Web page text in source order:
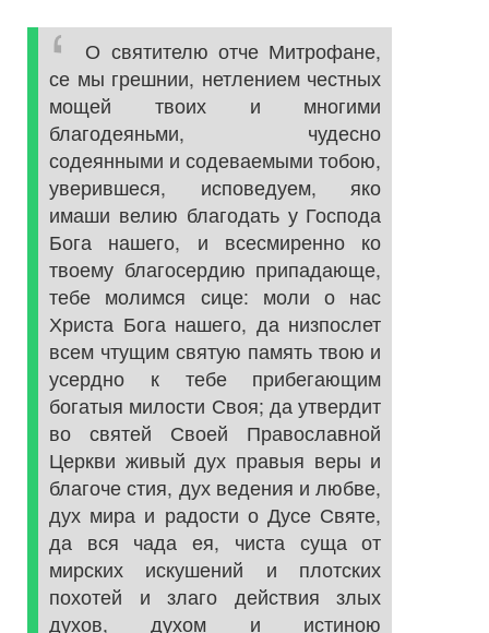
О святителю отче Митрофане,
се мы грешнии, нетлением честных
мощей твоих и многими
благодеяньми, чудесно
содеянными и содеваемыми тобою,
уверившеся, исповедуем, яко
имаши велию благодать у Господа
Бога нашего, и всесмиренно ко
твоему благосердию припадающе,
тебе молимся сице: моли о нас
Христа Бога нашего, да низпослет
всем чтущим святую память твою и
усердно к тебе прибегающим
богатыя милости Своя; да утвердит
во святей Своей Православной
Церкви живый дух правыя веры и
благоче стия, дух ведения и любве,
дух мира и радости о Дусе Святе,
да вся чада ея, чиста суща от
мирских искушений и плотских
похотей и злаго действия злых
духов, духом и истиною